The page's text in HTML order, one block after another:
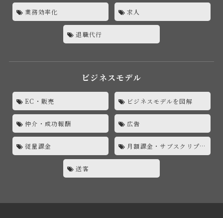
業務効率化 求人
退職代行
ビジネスモデル
EC・販売 ビジネスモデルを図解
仲介・成功報酬 広告
従量課金 月額課金・サブスクリプション
送客